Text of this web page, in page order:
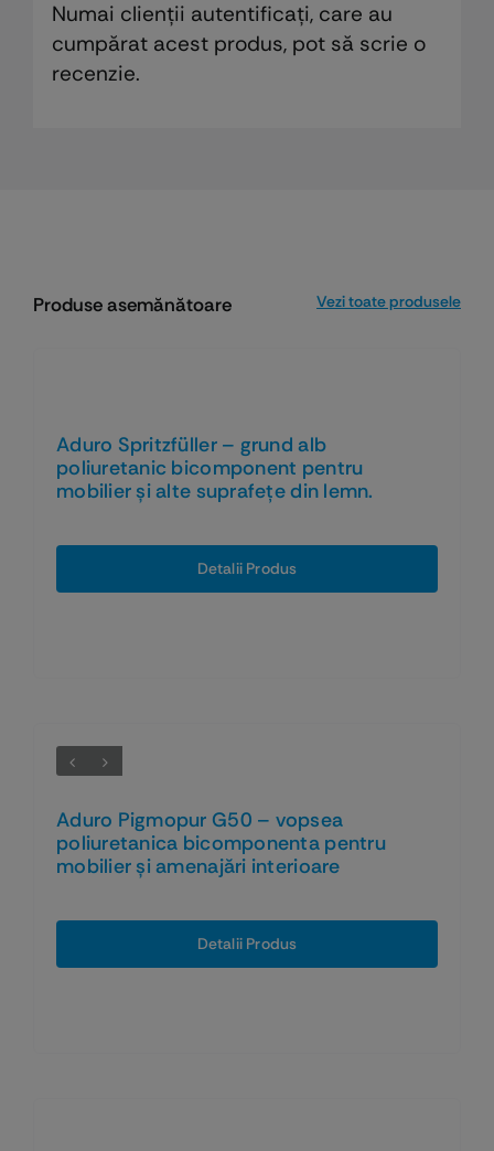
Numai clienții autentificați, care au
cumpărat acest produs, pot să scrie o
recenzie.
Produse asemănătoare Vezi toate produsele
Aduro Spritzfüller – grund alb
poliuretanic bicomponent pentru
mobilier și alte suprafețe din lemn.
Detalii Produs
Aduro Pigmopur G50 – vopsea
poliuretanica bicomponenta pentru
mobilier și amenajări interioare
Detalii Produs